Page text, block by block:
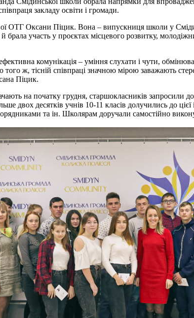
закладу освіти і громади.
ОТГ Оксани Піцик. Вона – випускниця школи у
участь у проєктах місцевого розвитку,
комунікація – уміння слухати і чути,
ж, тісній співпраці значною мірою заважають
Піцик.
на початку грудня, старшокласників запросили до
двох десятків учнів 10-11 класів долучились до
та ін. Школярам доручали самостійно